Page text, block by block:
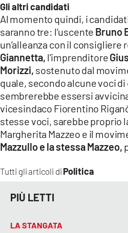
Tutti gli articoli di Politica
Gli altri candidati
Al momento quindi, i
saranno tre: l’uscente Bruno
un’alleanza con il consigliere
Giannetta, l’imprenditore
Morizzi, sostenuto dal
quale, secondo alcune voci
sembrerebbe essersi
vicesindaco Fiorentino
stesse voci, sarebbe proprio
Margherita Mazzeo e il
Mazzullo e la stessa Mazzeo,
PIÙ LETTI
LA STANGATA